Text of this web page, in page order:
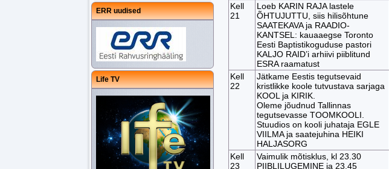
ERR uudised
Life TV
Kell
21
Loeb KARIN RAJA lastele
ÕHTUJUTTU, siis hilisõhtune
SAATEKAVA ja RAADIO-
KANTSEL: kauaaegse Toronto
Eesti Baptistikoguduse pastori
KALJO RAID’i arhiivi piiblitund
ESRA raamatust
Kell
22
Jätkame Eestis tegutsevaid
kristlikke koole tutvustava sarjaga
KOOL ja KIRIK.
Oleme jõudnud Tallinnas
tegutsevasse TOOMKOOLI.
Stuudios on kooli juhataja EGLE
VIILMA ja saatejuhina HEIKI
HALJASORG
Kell
23
Vaimulik mõtisklus, kl 23.30
PIIBLILUGEMINE ja 23.45